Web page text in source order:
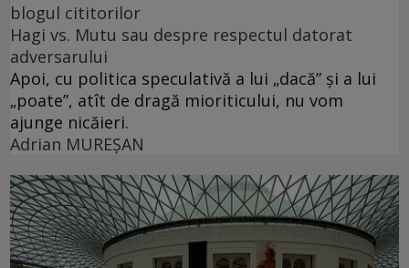
blogul cititorilor
Hagi vs. Mutu sau despre respectul datorat
adversarului
Apoi, cu politica speculativă a lui „dacă” şi a lui
„poate”, atît de dragă mioriticului, nu vom
ajunge nicăieri.
Adrian MUREŞAN